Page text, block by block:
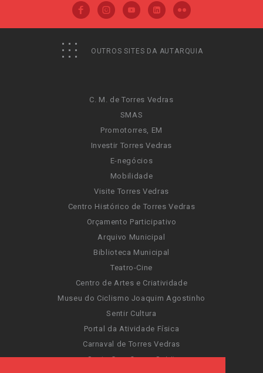
OUTROS SITES DA AUTARQUIA
C. M. de Torres Vedras
SMAS
Promotorres, EM
Investir Torres Vedras
E-negócios
Mobilidade
Visite Torres Vedras
Centro Histórico de Torres Vedras
Orçamento Participativo
Arquivo Municipal
Biblioteca Municipal
Teatro-Cine
Centro de Artes e Criatividade
Museu do Ciclismo Joaquim Agostinho
Sentir Cultura
Portal da Atividade Física
Carnaval de Torres Vedras
Santa Cruz Ocean Spirit